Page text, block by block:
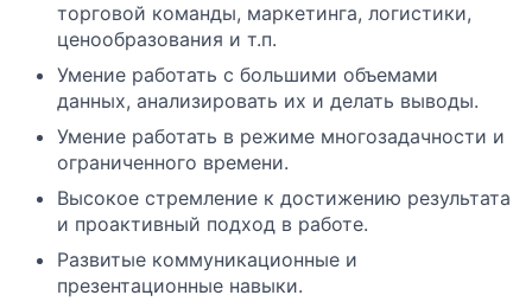
торговой команды, маркетинга, логистики,
ценообразования и т.п.
Умение работать с большими объемами
данных, анализировать их и делать выводы.
Умение работать в режиме многозадачности и
ограниченного времени.
Высокое стремление к достижению результата
и проактивный подход в работе.
Развитые коммуникационные и
презентационные навыки.